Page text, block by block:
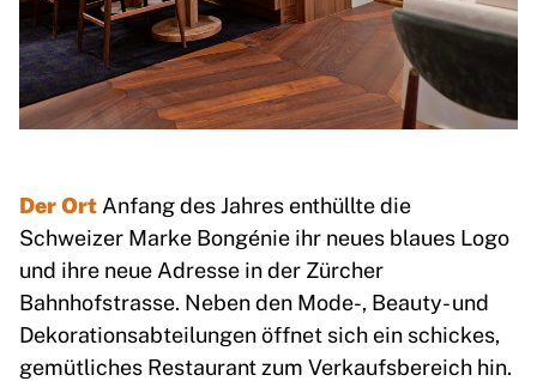
Der Ort Anfang des Jahres enthüllte die
Schweizer Marke Bongénie ihr neues blaues Logo
und ihre neue Adresse in der Zürcher
Bahnhofstrasse. Neben den Mode-, Beauty- und
Dekorationsabteilungen öffnet sich ein schickes,
gemütliches Restaurant zum Verkaufsbereich hin.